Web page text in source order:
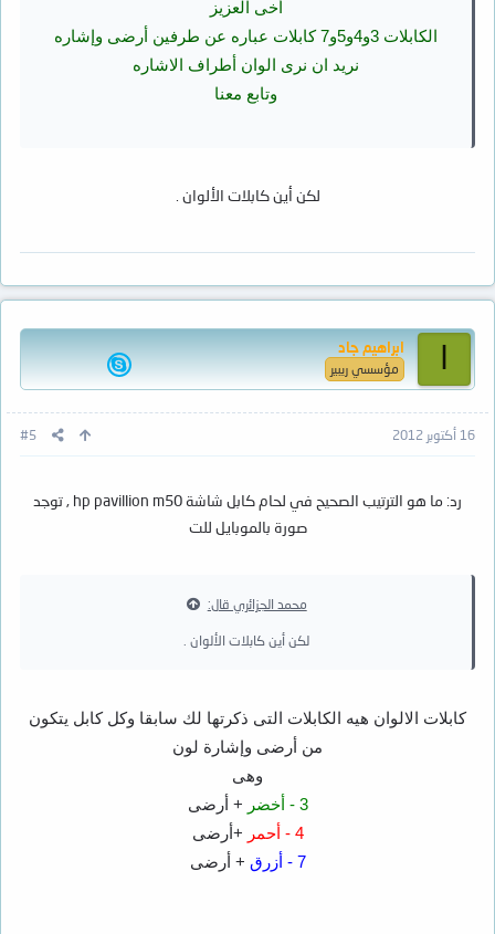
أخى العزيز
الكابلات 3و4و5و7 كابلات عباره عن طرفين أرضى وإشاره
نريد ان نرى الوان أطراف الاشاره
وتابع معنا
لكن أين كابلات الألوان .
ابراهيم جاد
مؤسسي ريبير
16 أكتوبر 2012 #5
رد: ما هو الترتيب الصحيح في لحام كابل شاشة hp pavillion m50 , توجد
صورة بالموبايل للت
محمد الجزائري قال:
لكن أين كابلات الألوان .
كابلات الالوان هيه الكابلات التى ذكرتها لك سابقا وكل كابل يتكون
من أرضى وإشارة لون
وهى
3 - أخضر
+ أرضى
4 - أحمر
+أرضى
7 - أزرق
+ أرضى